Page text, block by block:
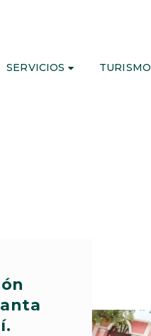
SERVICIOS TURISMO